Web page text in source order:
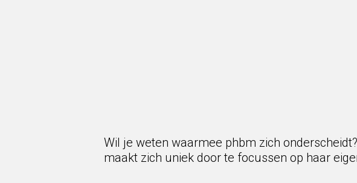
Wil je weten waarmee phbm zich
maakt zich uniek door te focussen op haar